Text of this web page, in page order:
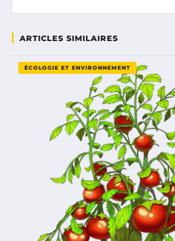
ARTICLES SIMILAIRES
ÉCOLOGIE ET ENVIRONNEMENT